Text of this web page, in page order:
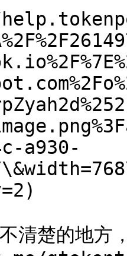
a930-
清楚的地方